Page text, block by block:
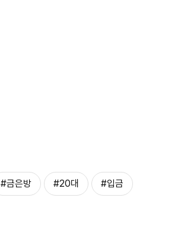
#금은방 #20대 #입금